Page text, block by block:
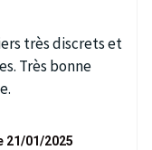
très discrets et
Très bonne
21/01/2025